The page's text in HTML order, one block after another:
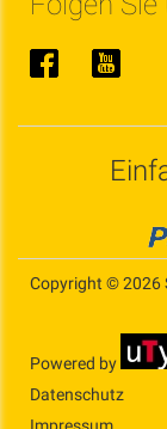
Copyright © 2026
Powered by
Datenschutz